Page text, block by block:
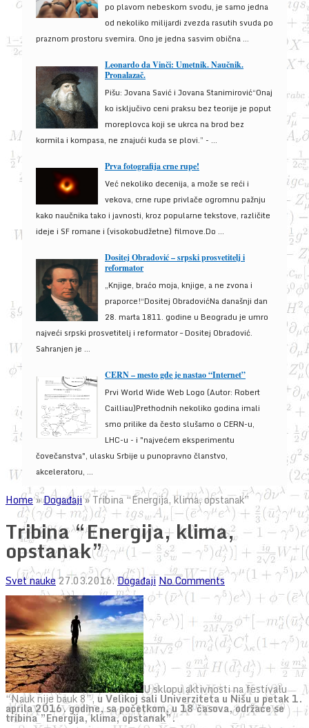
po plavom nebeskom svodu, je samo jedna
od nekoliko milijardi zvezda rasutih svuda po
praznom prostoru svemira. Ono je jedna sasvim obična ...
Leonardo da Vinči: Umetnik. Naučnik.
Pronalazač.
Pišu: Jovana Savić i Jovana Stanimirović“Onaj
ko isključivo ceni praksu bez teorije je poput
moreplovca koji se ukrca na brod bez
kormila i kompasa, ne znajući kuda se plovi.” - ...
Prva fotografija crne rupe!
Već nekoliko decenija, a može se reći i
vekova, crne rupe privlače ogromnu pažnju
kako naučnika tako i javnosti, kroz popularne tekstove, različite
ideje i SF romane i (visokobudžetne) filmove.Do ...
Dositej Obradović – srpski prosvetitelj i
reformator
„Knjige, braćo moja, knjige, a ne zvona i
praporce!“Dositej ObradovićNa današnji dan
28. marta 1811. godine u Beogradu je umro
najveći srpski prosvetitelj i reformator – Dositej Obradović.
Sahranjen je ...
CERN – mesto gde je nastao “Internet”
Prvi World Wide Web Logo (Autor: Robert
Cailliau)Prethodnih nekoliko godina imali
smo prilike da često slušamo o CERN-u,
LHC-u - i "najvećem eksperimentu
čovečanstva", ulasku Srbije u punopravno članstvo,
akceleratoru, ...
Home»Događaji»Tribina “Energija, klima, opstanak”
Tribina “Energija, klima,
opstanak”
Svet nauke 27.03.2016.Događaji No Comments
U sklopu aktivnosti na festivalu
“Nauk nije bauk 8”, u Velikoj sali Univerziteta u Nišu u petak 1.
aprila 2016. godine, sa početkom, u 18 časova, održaće se
tribina ”Energija, klima, opstanak”.